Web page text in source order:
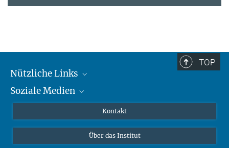
TOP
Nützliche Links
MMG Alumni Corner
Online-Vorträge
Soziale Medien
Bluesky
Kontakt
Über das Institut